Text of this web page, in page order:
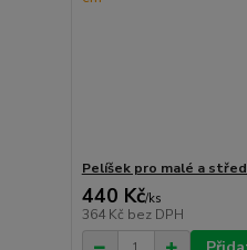
Pelíšek pro malé a
440 Kč/ks
364 Kč bez DPH